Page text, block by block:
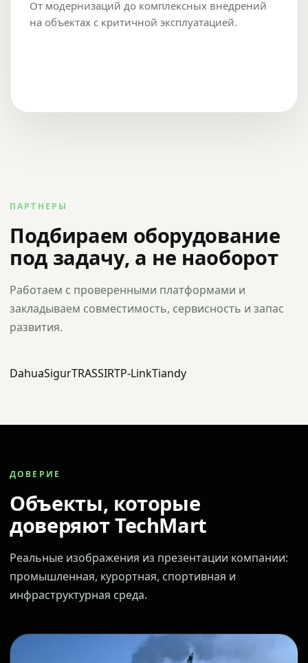
От модернизаций до комплексных внедрений
на объектах с критичной эксплуатацией.
ПАРТНЕРЫ
Подбираем оборудование
под задачу, а не наоборот
Работаем с проверенными платформами и
закладываем совместимость, сервисность и запас
развития.
DahuaSigurTRASSIRTP-LinkTiandy
ДОВЕРИЕ
Объекты, которые
доверяют TechMart
Реальные изображения из презентации компании:
промышленная, курортная, спортивная и
инфраструктурная среда.